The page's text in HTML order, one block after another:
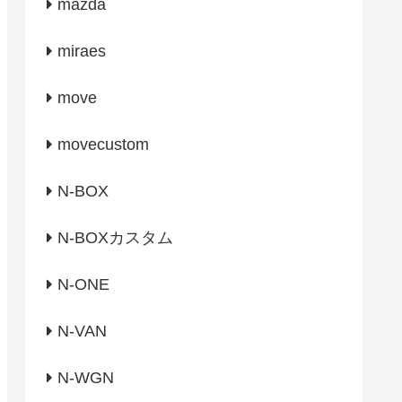
mazda
miraes
move
movecustom
N-BOX
N-BOXカスタム
N-ONE
N-VAN
N-WGN